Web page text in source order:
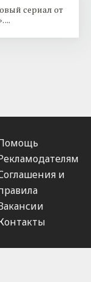
сериал от
...
и